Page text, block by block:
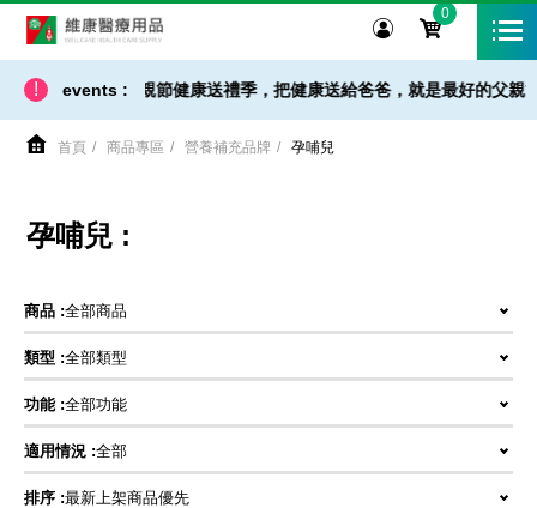
0
! events :
運 - 小提醒】父親節健康送禮季，把健康送給爸爸，就是最好的父親
首頁 商品專區 營養補充品牌 孕哺兒
孕哺兒 :
商品 :全部商品
類型 :全部類型
功能 :全部功能
適用情況 :全部
排序 :最新上架商品優先